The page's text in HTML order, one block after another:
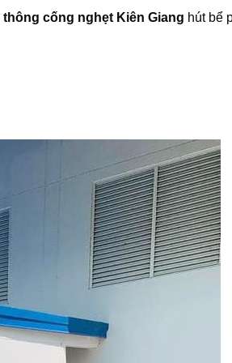
thông cống nghẹt Kiên Giang hút bể